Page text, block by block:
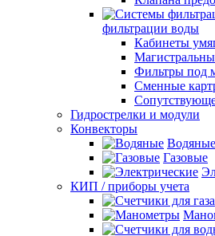
фильтрации воды
Кабинеты
Фильтры под
Сменные
Гидрострелки и модули
Конвекторы
Водяные
Газовые
КИП / приборы учета